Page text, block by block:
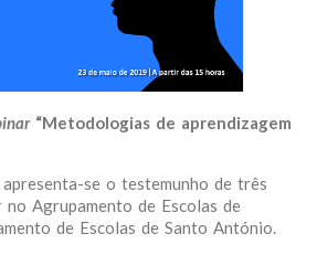
“Metodologias de aprendizagem
apresenta-se o testemunho de três
Agrupamento de Escolas de
de Escolas de Santo António.